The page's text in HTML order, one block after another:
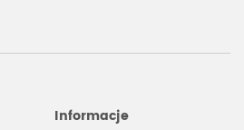
Informacje